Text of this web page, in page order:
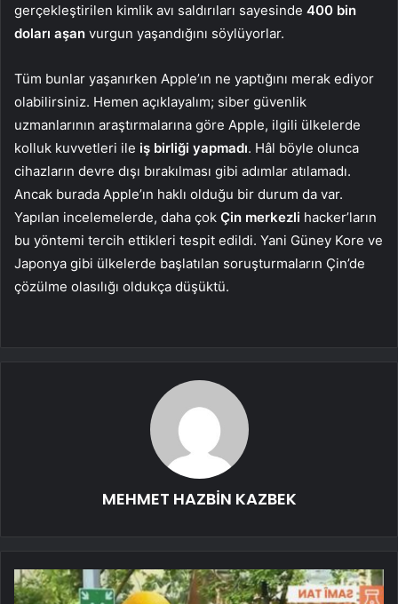
gerçekleştirilen kimlik avı saldırıları sayesinde 400 bin
doları aşan vurgun yaşandığını söylüyorlar.
Tüm bunlar yaşanırken Apple’ın ne yaptığını merak ediyor
olabilirsiniz. Hemen açıklayalım; siber güvenlik
uzmanlarının araştırmalarına göre Apple, ilgili ülkelerde
kolluk kuvvetleri ile iş birliği yapmadı. Hâl böyle olunca
cihazların devre dışı bırakılması gibi adımlar atılamadı.
Ancak burada Apple’ın haklı olduğu bir durum da var.
Yapılan incelemelerde, daha çok Çin merkezli hacker’ların
bu yöntemi tercih ettikleri tespit edildi. Yani Güney Kore ve
Japonya gibi ülkelerde başlatılan soruşturmaların Çin’de
çözülme olasılığı oldukça düşüktü.
MEHMET HAZBİN KAZBEK